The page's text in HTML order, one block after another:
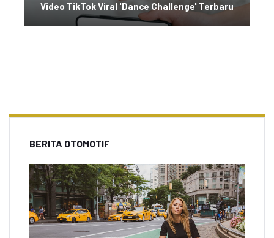
Video TikTok Viral 'Dance Challenge' Terbaru
BERITA OTOMOTIF